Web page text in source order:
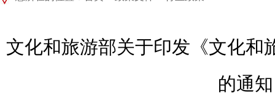
文化和旅游部关于印发《文化和
的通知